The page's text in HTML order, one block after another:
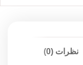
نظرات (0)